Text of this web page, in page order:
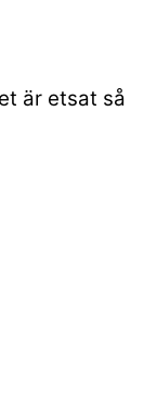
är etsat så